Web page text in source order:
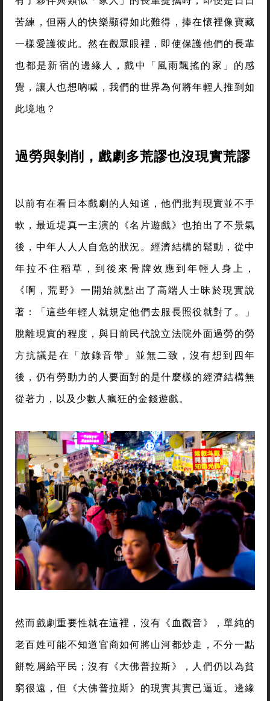
苦練，但兩人的快樂顯得如此難得，捧在懷裡像寶藏
一樣愛護彼此。然在觀眾眼裡，即使保護他們的長輩
也都是新宿的邊緣人，戲中「風雨飄搖的家」的感
覺，讓人也想吶喊，我們的世界為何將年輕人推到如
此境地？
過勞與剝削，戲劇多荒謬也沒現實荒謬
以前有在看日本戲劇的人知道，他們批判現實並不手
軟，最近堤真一主演的《名片遊戲》也拍出了不景氣
後，中年人人人自危的狀況。經濟結構的鬆動，從中
年拉不住稻草，到後來骨牌效應到年輕人身上，
《啊，荒野》一開始就點出了高端人士昧於現實說
著：「這些年輕人就規定他們去服長照役就對了。」
脫離現實的程度，與日前民代說立法院外面過勞的勞
方抗議是在「放錄音帶」並無二致，沒有想到四年
後，仍有勞動力的人要面對的是什麼樣的經濟結構無
從著力，以及少數人瘋狂的金錢遊戲。
然而戲劇重要性就在這裡，沒有《血觀音》，單純的
老百姓可能不知道官商如何將山河都炒走，不分一點
餅乾屑給平民；沒有《大佛普拉斯》，人們仍以為貧
窮很遠，但《大佛普拉斯》的現實其實已逼近。邊緣